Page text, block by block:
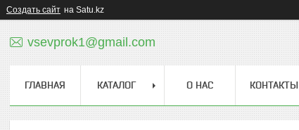
Создать сайт на Satu.kz
vsevprok1@gmail.com
ГЛАВНАЯ КАТАЛОГ О НАС КОНТАКТЫ